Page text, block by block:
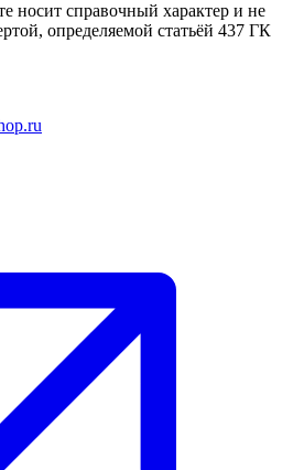
носит справочный характер и не
определяемой статьёй 437 ГК